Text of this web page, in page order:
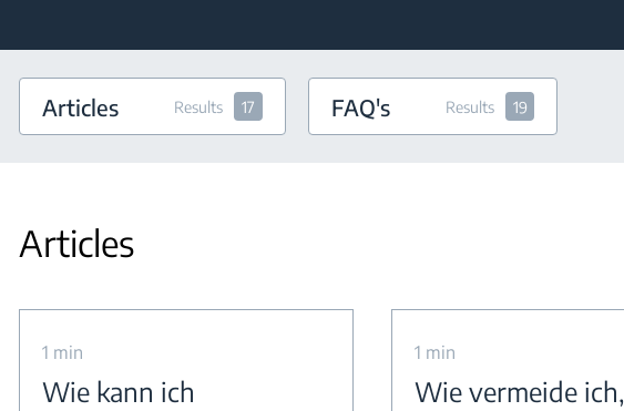
Articles Results 17 FAQ's Results 19
Articles
1 min
Wie kann ich
1 min
Wie vermeide ich,